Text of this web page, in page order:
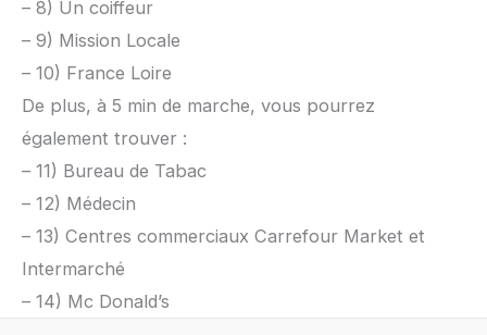
– 8) Un coiffeur
– 9) Mission Locale
– 10) France Loire
De plus, à 5 min de marche, vous pourrez
également trouver :
– 11) Bureau de Tabac
– 12) Médecin
– 13) Centres commerciaux Carrefour Market et
Intermarché
– 14) Mc Donald’s